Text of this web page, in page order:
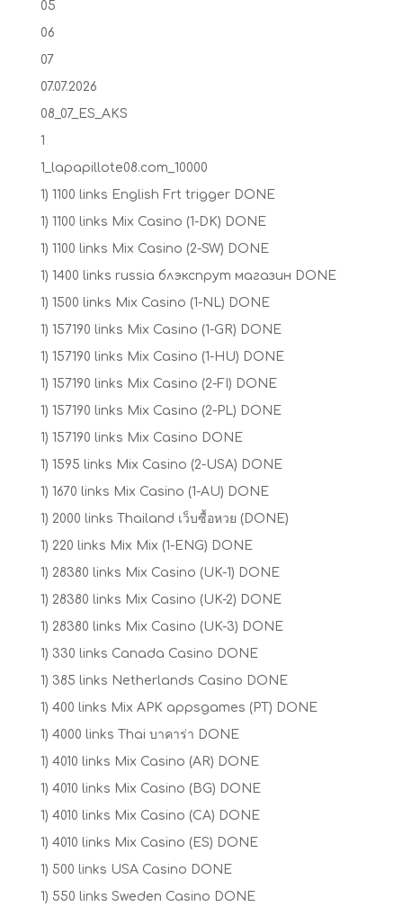
05
06
07
07.07.2026
08_07_ES_AKS
1
1_lapapillote08.com_10000
1) 1100 links English Frt trigger DONE
1) 1100 links Mix Casino (1-DK) DONE
1) 1100 links Mix Casino (2-SW) DONE
1) 1400 links russia блэкспрут магазин DONE
1) 1500 links Mix Casino (1-NL) DONE
1) 157190 links Mix Casino (1-GR) DONE
1) 157190 links Mix Casino (1-HU) DONE
1) 157190 links Mix Casino (2-FI) DONE
1) 157190 links Mix Casino (2-PL) DONE
1) 157190 links Mix Casino DONE
1) 1595 links Mix Casino (2-USA) DONE
1) 1670 links Mix Casino (1-AU) DONE
1) 2000 links Thailand เว็บซื้อหวย (DONE)
1) 220 links Mix Mix (1-ENG) DONE
1) 28380 links Mix Casino (UK-1) DONE
1) 28380 links Mix Casino (UK-2) DONE
1) 28380 links Mix Casino (UK-3) DONE
1) 330 links Canada Casino DONE
1) 385 links Netherlands Casino DONE
1) 400 links Mix APK appsgames (PT) DONE
1) 4000 links Thai บาคาร่า DONE
1) 4010 links Mix Casino (AR) DONE
1) 4010 links Mix Casino (BG) DONE
1) 4010 links Mix Casino (CA) DONE
1) 4010 links Mix Casino (ES) DONE
1) 500 links USA Casino DONE
1) 550 links Sweden Casino DONE